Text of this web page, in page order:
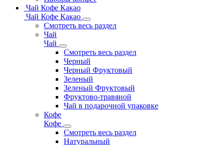
Чай Кофе Какао
Чай Кофе Какао
Смотреть весь раздел
Чай
Чай
Смотреть весь раздел
Черный
Черный Фруктовый
Зеленый
Зеленый Фруктовый
Фруктово-травяной
Чай в подарочной упаковке
Кофе
Кофе
Смотреть весь раздел
Натуральный